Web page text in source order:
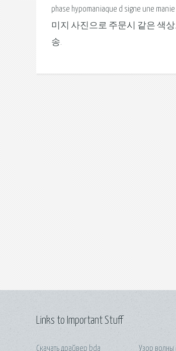
phase hypomaniaque d signe une
미지 사진으로 주문시 같은 색
송.
Links to Important Stuff
Скачать драйвер bda Узор